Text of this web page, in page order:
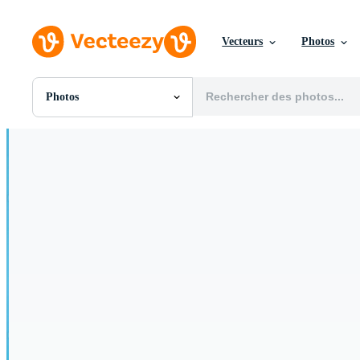
Vecteurs Photos
Photos
Toutes Images